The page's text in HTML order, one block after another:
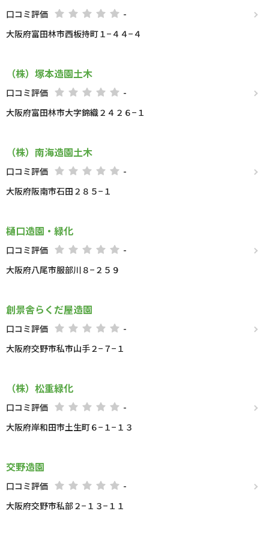
口コミ評価
-
大阪府富田林市西板持町１−４４−４
（株）塚本造園土木
口コミ評価
-
大阪府富田林市大字錦織２４２６−１
（株）南海造園土木
口コミ評価
-
大阪府阪南市石田２８５−１
樋口造園・緑化
口コミ評価
-
大阪府八尾市服部川８−２５９
創景舎らくだ屋造園
口コミ評価
-
大阪府交野市私市山手２−７−１
（株）松重緑化
口コミ評価
-
大阪府岸和田市土生町６−１−１３
交野造園
口コミ評価
-
大阪府交野市私部２−１３−１１